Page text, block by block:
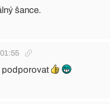
šance.
01:55
podporovat